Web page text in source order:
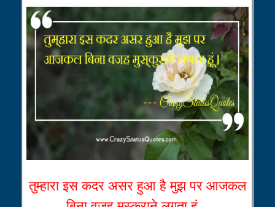
तुम्हारा इस कदर असर हुआ है मुझ पर आजकल